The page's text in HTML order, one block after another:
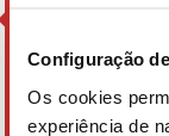
Configuração
Os cookies
experiência de